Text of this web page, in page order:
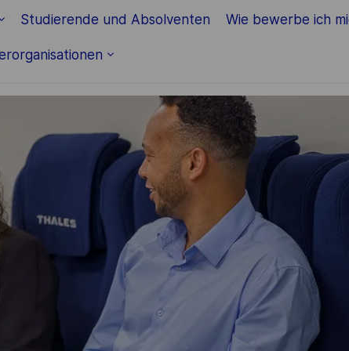
Studierende und Absolventen Wie bewerbe ich